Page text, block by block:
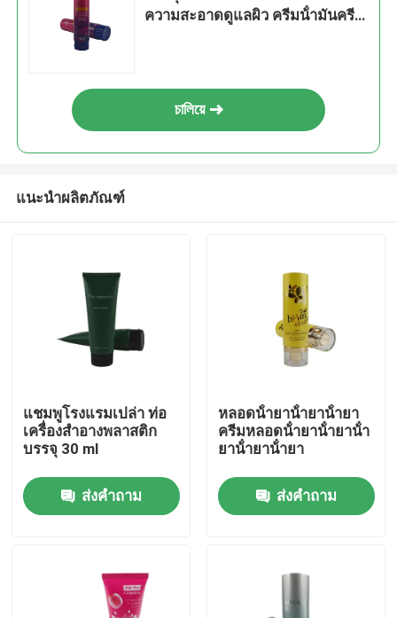
ความสะอาดดูแลผิว ครีมน้ํามันครีม
চালিয়ে
แนะนำผลิตภัณฑ์
แชมพูโรงแรมเปล่า ท่อ
เครื่องสําอางพลาสติก
บรรจุ 30 ml
ส่งคำถาม
หลอดน้ํายาน้ํายาน้ํายา
ครีมหลอดน้ํายาน้ํายาน้ํา
ยาน้ํายาน้ํายา
ส่งคำถาม